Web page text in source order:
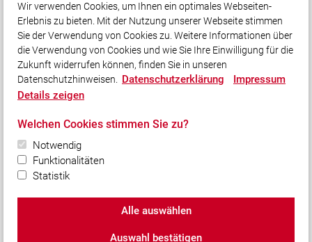
Unser Leitsatz
Cool genug…
…für ein heißes Hobby?
Social Media
Bleiben Sie mit uns in Kontakt und vernetzen Sie sich
mit uns!
© 2026 Freiwillige Feuerwehr Puchheim-Bahnhof
Wir verwenden Cookies, um Ihnen ein optimales Webseiten-
Erlebnis zu bieten. Mit der Nutzung unserer Webseite stimmen
Sie der Verwendung von Cookies zu. Weitere Informationen über
die Verwendung von Cookies und wie Sie Ihre Einwilligung für die
Zukunft widerrufen können, finden Sie in unseren
Datenschutzhinweisen. Datenschutzerklärung
Impressum
Details zeigen
Welchen Cookies stimmen Sie zu?
Notwendig
Funktionalitäten
Statistik
Alle auswählen
Auswahl bestätigen